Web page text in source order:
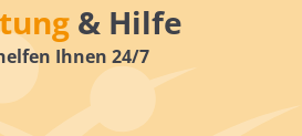
& Hilfe
Ihnen 24/7